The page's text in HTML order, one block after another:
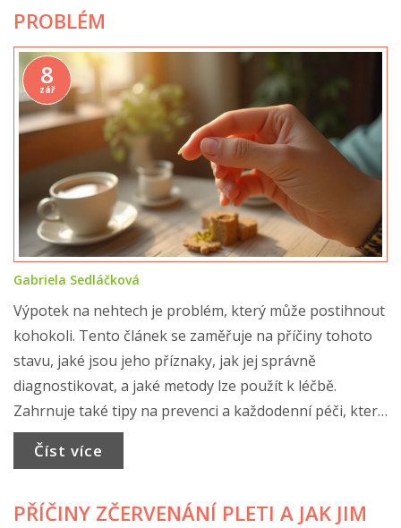
PROBLÉM
8
zář
Gabriela Sedláčková
Výpotek na nehtech je problém, který může postihnout
kohokoli. Tento článek se zaměřuje na příčiny tohoto
stavu, jaké jsou jeho příznaky, jak jej správně
diagnostikovat, a jaké metody lze použít k léčbě.
Zahrnuje také tipy na prevenci a každodenní péči, která
může pomoci předejít tomuto problému.
Číst více
PŘÍČINY ZČERVENÁNÍ PLETI A JAK JIM